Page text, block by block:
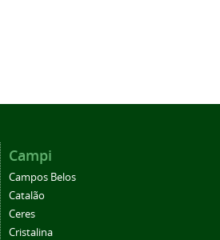
Campi
Campos Belos
Catalão
Ceres
Cristalina